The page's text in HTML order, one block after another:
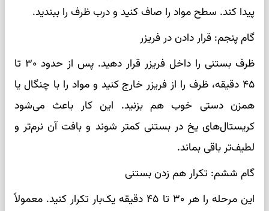
پیدا کند. سطح مواد را صاف کنید و درب ظرف را ببندید.
گام پنجم: قرار دادن در فریزر
ظرف بستنی را داخل فریزر قرار دهید. پس از حدود ۳۰ تا
۴۵ دقیقه، ظرف را از فریزر خارج کنید و مواد را با چنگال یا
همزن دستی خوب هم بزنید. این کار باعث می‌شود
کریستال‌های یخ در بستنی کمتر شوند و بافت آن نرم‌تر و
لطیف‌تر باقی بماند.
گام ششم: تکرار هم زدن بستنی
این مرحله را هر ۳۰ تا ۴۵ دقیقه یک‌بار تکرار کنید. معمولاً